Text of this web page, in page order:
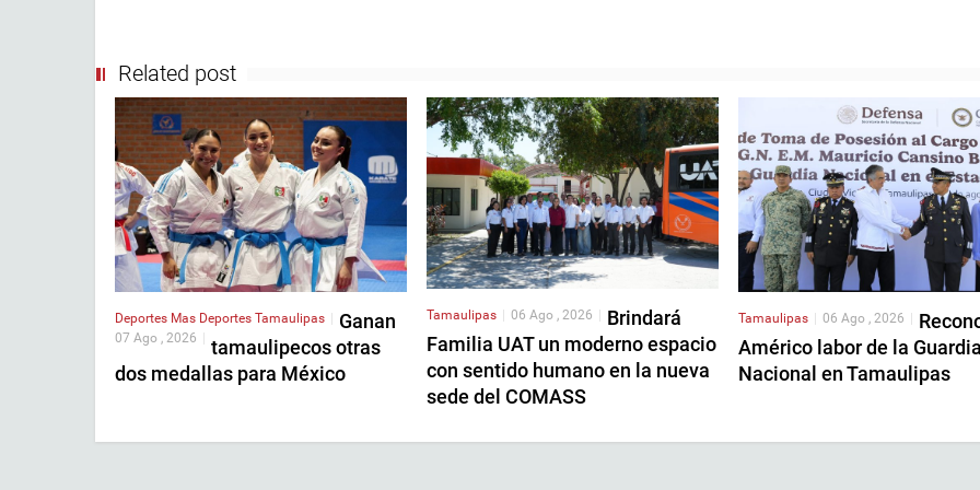
Related post
Deportes Mas Deportes Tamaulipas |
07 Ago , 2026 |
Ganan
tamaulipecos otras
dos medallas para México
Tamaulipas 06 Ago , 2026
Brindará
Familia UAT un moderno espacio
con sentido humano en la nueva
sede del COMASS
Tamaulipas | 06 Ago , 2026 |
Américo labor de la
Nacional en Tamaulipas